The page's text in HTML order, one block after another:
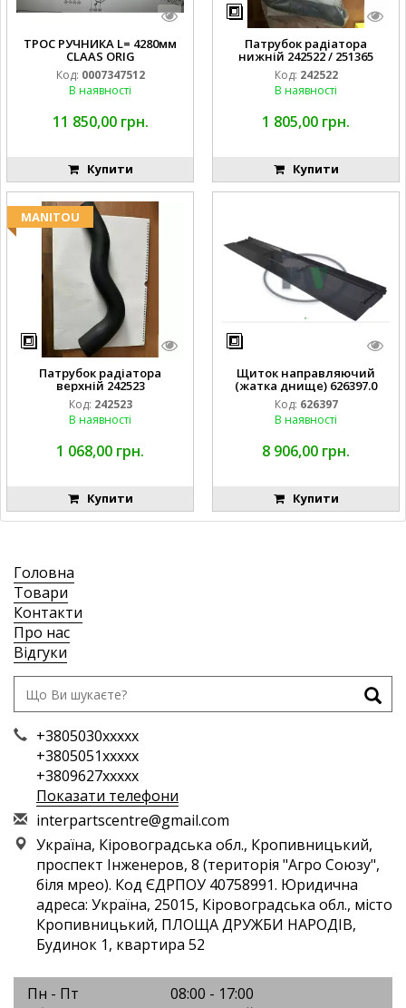
ТРОС РУЧНИКА L= 4280мм
CLAAS ORIG
Код: 0007347512
В наявності
11 850,00 грн.
Купити
Патрубок радіатора
нижній 242522 / 251365
Код: 242522
В наявності
1 805,00 грн.
Купити
MANITOU
Патрубок радіатора
верхній 242523
Код: 242523
В наявності
1 068,00 грн.
Купити
Щиток направляючий
(жатка днище) 626397.0
Код: 626397
В наявності
8 906,00 грн.
Купити
Головна
Товари
Контакти
Про нас
Відгуки
+3805030xxxxx
+3805051xxxxx
+3809627xxxxx
Показати телефони
interpartscentre@gmail.com
Україна, Кіровоградська обл., Кропивницький,
проспект Інженеров, 8 (територія "Агро Союзу",
біля мрео). Код ЄДРПОУ 40758991. Юридична
адреса: Україна, 25015, Кіровоградська обл., місто
Кропивницький, ПЛОЩА ДРУЖБИ НАРОДІВ,
Будинок 1, квартира 52
Пн - Пт
08:00 - 17:00